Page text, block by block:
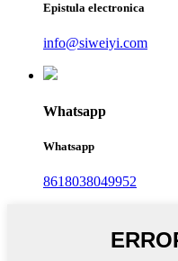
Epistula electronica
info@siweiyi.com
Whatsapp
Whatsapp
8618038049952